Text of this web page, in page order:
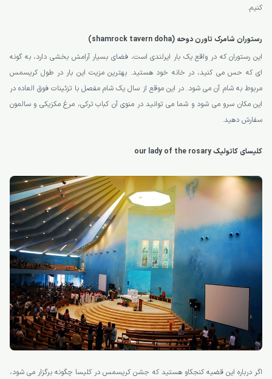
کنیم.
رستوران شامرک تاورن دوحه (shamrock tavern doha)
این رستوران که در واقع یک بار ایرلندی است، فضای بسیار آرامش بخشی دارد، به گونه
ای که حس می کنید، در خانه خود هستید. بهترین مزیت این بار در طول کریسمس
مربوط به شام آن می شود. در این موقع از سال یک شام مفصل با تزئینات فوق العاده در
این مکان سرو می شود و شما می توانید در منوی آن کباب ترکی، مرغ مکزیکی و سالمون
سفارش دهید.
کلیسای کاتولیک our lady of the rosary
اگر درباره این قضیه کنجکاو هستید که جشن کریسمس در کلیسا چگونه برگزار می شود،